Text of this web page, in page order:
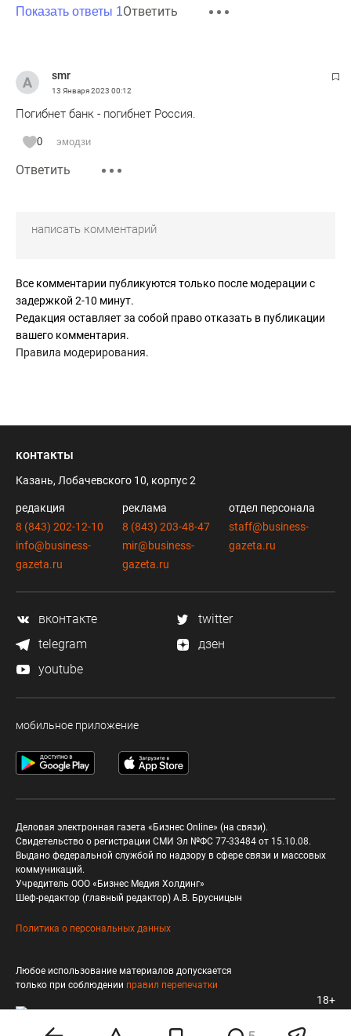
Показать ответы 1Ответить
smr
13 Января 2023 00:12
Погибнет банк - погибнет Россия.
0 эмодзи
Ответить
Все комментарии публикуются только после модерации с
задержкой 2-10 минут.
Редакция оставляет за собой право отказать в публикации
вашего комментария.
Правила модерирования.
контакты
Казань, Лобачевского 10, корпус 2
редакция
8 (843) 202-12-10
info@business-
gazeta.ru
реклама
8 (843) 203-48-47
mir@business-
gazeta.ru
отдел персонала
staff@business-
gazeta.ru
вконтакте
twitter
telegram
дзен
youtube
мобильное приложение
Деловая электронная газета «Бизнес Online» (на связи).
Свидетельство о регистрации СМИ Эл №ФС 77-33484 от 15.10.08.
Выдано федеральной службой по надзору в сфере связи и массовых
коммуникаций.
Учредитель ООО «Бизнес Медия Холдинг»
Шеф-редактор (главный редактор) А.В. Брусницын
Политика о персональных данных
Любое использование материалов допускается
только при соблюдении правил перепечатки
18+